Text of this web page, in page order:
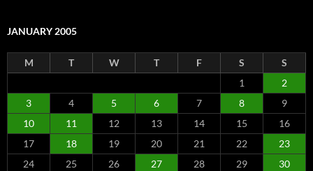
JANUARY 2005
M T W T F S
S
1
2
3
4 5 6 7 8
9
10
11 12 13 14 15
16
17
18 19 20 21 22
23
24
25 26 27 28 29
30